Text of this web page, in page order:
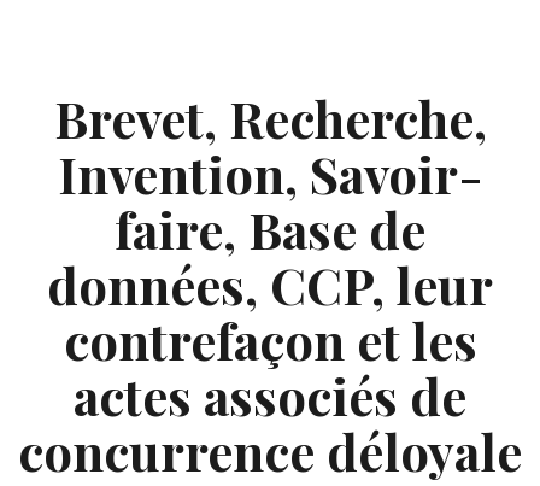
Brevet, Recherche,
Invention, Savoir-
faire, Base de
données, CCP, leur
contrefaçon et les
actes associés de
concurrence déloyale